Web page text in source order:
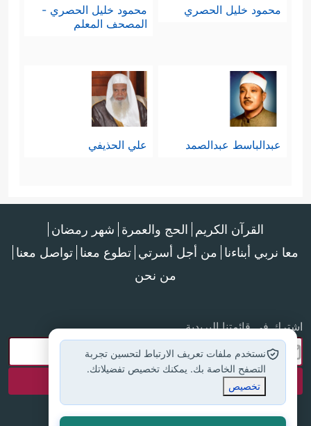
ومَن الذي منحها هذه القوَّة التي يتوهَّمُها
النذورَ والقرابينَ تقرُّبًا إليها، وخشيةً من
غضَبِها، وهي الصمَّاء البكماء التي لا
تخلُقُ شيئًا، ولا تعلم شيئًا؟
مسألةٍ مفصليَّةٍ ينازع فيها المشركون
أيضًا، وهي من أعقد المسائل عندهم:
﴿وَقَالُوۤاْ أَءِذَا ضَلَلۡنَا فِی ٱلۡأَرۡضِ أَءِنَّا لَفِی خَلۡقࣲ جَدِیدِۭۚ
إنّهم يستبعِدُون قدرةَ الله على بَعثهم
وإعادة خلقهم بعد موتهم، مع أنهم
يُؤمنون أنَّ الله هو الذي خلَقَهم أول مرَّة!
وفي التفكير المنطقي البسيط أنَّ صانع
محمود خليل الحصري
محمود خليل الحصري -
المصحف المعلم
عبدالباسط عبدالصمد علي الحذيفي
القرآن الكريم الحج والعمرة شهر رمضان
معا نربي أبناءنا من أجل أسرتي تطوع معنا تواصل معنا
من نحن
اشترك في قائمتنا البريدية
نستخدم ملفات تعريف الارتباط لتحسين تجربة
التصفح الخاصة بك. يمكنك تخصيص تفضيلاتك.
تخصيص